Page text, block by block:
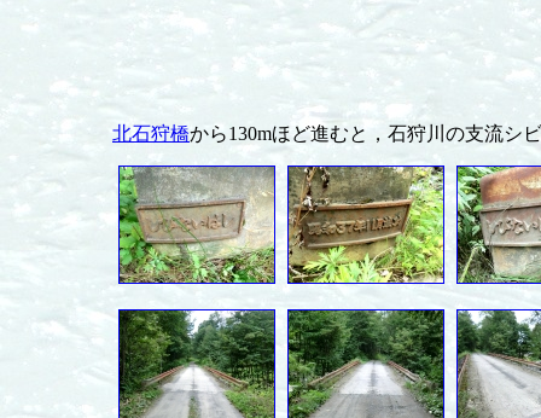
北石狩橋から130mほど進むと，石狩川の支流シ